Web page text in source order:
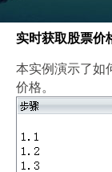
实时获取股票价
本实例演示了如
价格。